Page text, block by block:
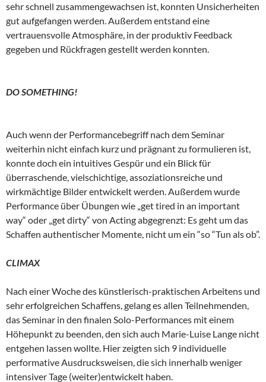
sehr schnell zusammengewachsen ist, konnten Unsicherheiten
gut aufgefangen werden. Außerdem entstand eine
vertrauensvolle Atmosphäre, in der produktiv Feedback
gegeben und Rückfragen gestellt werden konnten.
DO SOMETHING!
Auch wenn der Performancebegriff nach dem Seminar
weiterhin nicht einfach kurz und prägnant zu formulieren ist,
konnte doch ein intuitives Gespür und ein Blick für
überraschende, vielschichtige, assoziationsreiche und
wirkmächtige Bilder entwickelt werden. Außerdem wurde
Performance über Übungen wie „get tired in an important
way“ oder „get dirty“ von Acting abgegrenzt: Es geht um das
Schaffen authentischer Momente, nicht um ein “so “Tun als ob”.
CLIMAX
Nach einer Woche des künstlerisch-praktischen Arbeitens und
sehr erfolgreichen Schaffens, gelang es allen Teilnehmenden,
das Seminar in den finalen Solo-Performances mit einem
Höhepunkt zu beenden, den sich auch Marie-Luise Lange nicht
entgehen lassen wollte. Hier zeigten sich 9 individuelle
performative Ausdrucksweisen, die sich innerhalb weniger
intensiver Tage (weiter)entwickelt haben.